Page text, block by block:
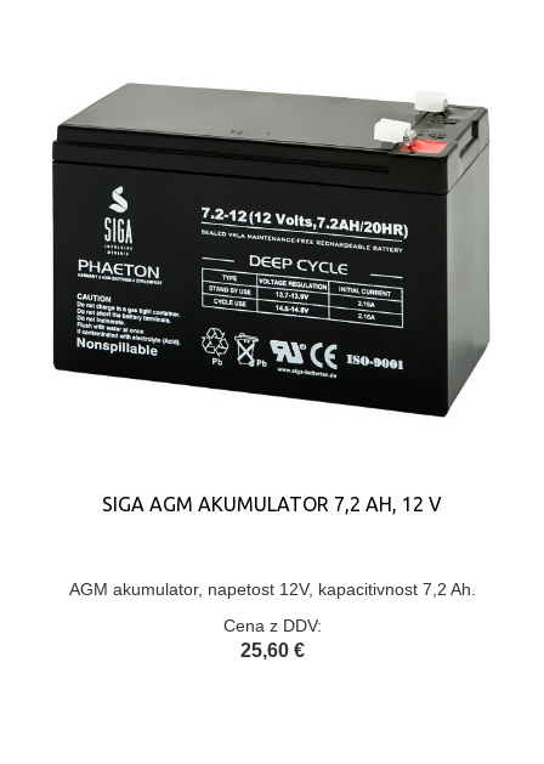
SIGA AGM AKUMULATOR 7,2 AH, 12 V
AGM akumulator, napetost 12V, kapacitivnost 7,2 Ah.
Cena z DDV:
25,60 €